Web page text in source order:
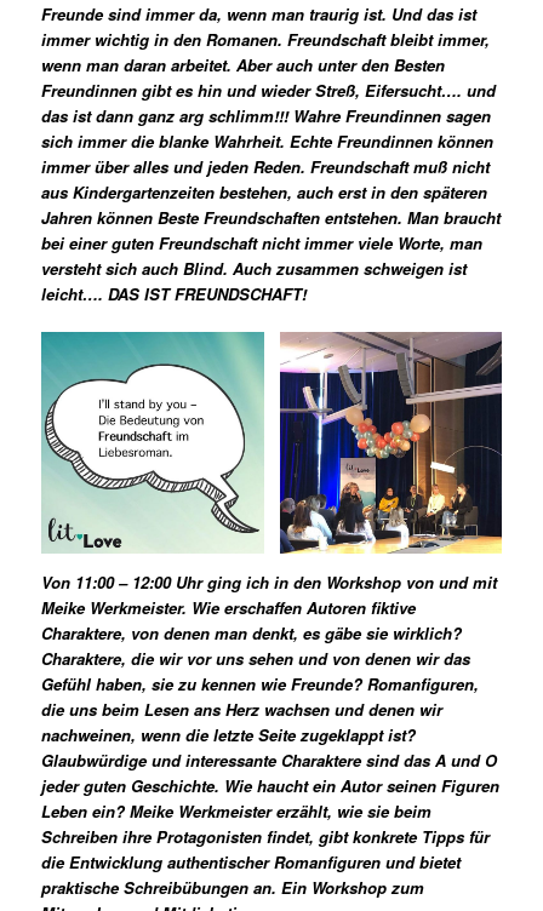
Freunde sind immer da, wenn man traurig ist. Und das ist
immer wichtig in den Romanen. Freundschaft bleibt immer,
wenn man daran arbeitet. Aber auch unter den Besten
Freundinnen gibt es hin und wieder Streß, Eifersucht…. und
das ist dann ganz arg schlimm!!! Wahre Freundinnen sagen
sich immer die blanke Wahrheit. Echte Freundinnen können
immer über alles und jeden Reden. Freundschaft muß nicht
aus Kindergartenzeiten bestehen, auch erst in den späteren
Jahren können Beste Freundschaften entstehen. Man braucht
bei einer guten Freundschaft nicht immer viele Worte, man
versteht sich auch Blind. Auch zusammen schweigen ist
leicht…. DAS IST FREUNDSCHAFT!
Von 11:00 – 12:00 Uhr ging ich in den Workshop von und mit
Meike Werkmeister. Wie erschaffen Autoren fiktive
Charaktere, von denen man denkt, es gäbe sie wirklich?
Charaktere, die wir vor uns sehen und von denen wir das
Gefühl haben, sie zu kennen wie Freunde? Romanfiguren,
die uns beim Lesen ans Herz wachsen und denen wir
nachweinen, wenn die letzte Seite zugeklappt ist?
Glaubwürdige und interessante Charaktere sind das A und O
jeder guten Geschichte. Wie haucht ein Autor seinen Figuren
Leben ein? Meike Werkmeister erzählt, wie sie beim
Schreiben ihre Protagonisten findet, gibt konkrete Tipps für
die Entwicklung authentischer Romanfiguren und bietet
praktische Schreibübungen an. Ein Workshop zum